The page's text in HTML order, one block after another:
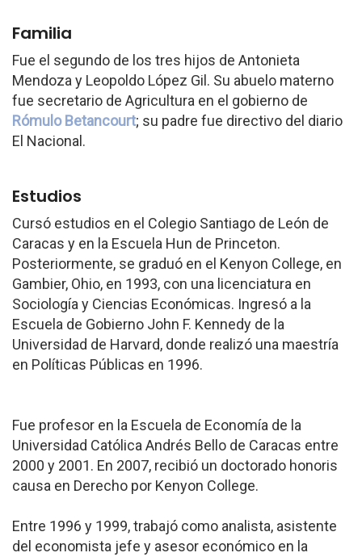
Familia
Fue el segundo de los tres hijos de Antonieta
Mendoza y Leopoldo López Gil. Su abuelo materno
fue secretario de Agricultura en el gobierno de
Rómulo Betancourt; su padre fue directivo del diario
El Nacional.
Estudios
Cursó estudios en el Colegio Santiago de León de
Caracas y en la Escuela Hun de Princeton.
Posteriormente, se graduó en el Kenyon College, en
Gambier, Ohio, en 1993, con una licenciatura en
Sociología y Ciencias Económicas. Ingresó a la
Escuela de Gobierno John F. Kennedy de la
Universidad de Harvard, donde realizó una maestría
en Políticas Públicas en 1996.
Fue profesor en la Escuela de Economía de la
Universidad Católica Andrés Bello de Caracas entre
2000 y 2001. En 2007, recibió un doctorado honoris
causa en Derecho por Kenyon College.
Entre 1996 y 1999, trabajó como analista, asistente
del economista jefe y asesor económico en la